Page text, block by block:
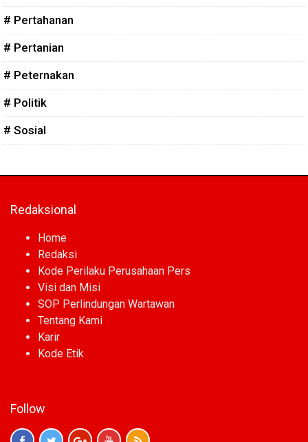
# Pertahanan
# Pertanian
# Peternakan
# Politik
# Sosial
Redaksional
Home
Redaksi
Kode Perilaku Perusahaan Pers
Visi dan Misi
SOP Perlindungan Wartawan
Tentang Kami
Karir
Kode Etik
Follow